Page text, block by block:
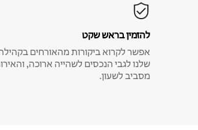
להזמין בראש שקט
אפשר לקרוא ביקורות מהאורחים
שלנו לגבי הנכסים לשהייה ארוכה,
מסביב לשעון.